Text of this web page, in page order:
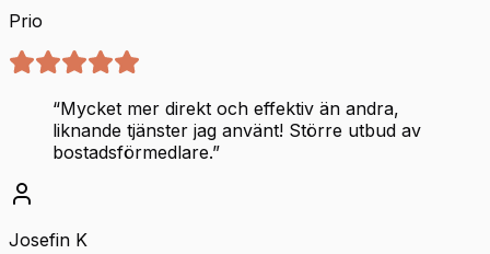
Prio
“Mycket mer direkt och effektiv än andra,
liknande tjänster jag använt! Större utbud av
bostadsförmedlare.”
Josefin K